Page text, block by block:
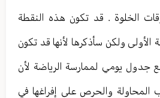
الخلوة . قد تكون هذه النقطة
ولكن سأذكرها لأنها قد تكون
جدول يومي لممارسة الرياضة لأن
والحرص على إفراغها في